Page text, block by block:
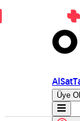
AlSat
Üye Ol